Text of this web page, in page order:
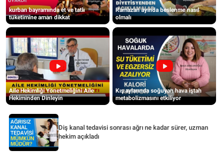
kurban bayramında et ve tatlı
tüketimine aman dikkat
Ramazan ayında beslenme nasıl
olmalı
Aile Hekimliği Yönetmeliğini Aile
Hekiminden Dinleyin
Kış aylarında soğuyan hava iştah
metabolizmasını etkiliyor
Diş kanal tedavisi sonrası ağrı ne kadar sürer, uzman
hekim açıkladı